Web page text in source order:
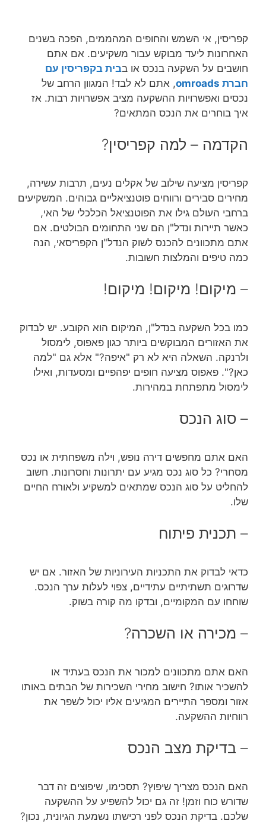
קפריסין, אי השמש והחופים המהממים, הפכה בשנים
האחרונות ליעד מבוקש עבור משקיעים. אם אתם
חושבים על השקעה בנכס או בבית בקפריסין עם
חברת omroads
, אתם לא לבד! המגוון הרחב של
נכסים ואפשרויות ההשקעה מציב אפשרויות רבות. אז
איך בוחרים את הנכס המתאים?
הקדמה – למה קפריסין?
קפריסין מציעה שילוב של אקלים נעים, תרבות עשירה,
מחירים סבירים ורווחים פוטנציאליים גבוהים. המשקיעים
ברחבי העולם גילו את הפוטנציאל הכלכלי של האי,
כאשר תיירות ונדל"ן הם שני התחומים הבולטים. אם
אתם מתכוונים להכנס לשוק הנדל"ן הקפריסאי, הנה
כמה טיפים והמלצות חשובות.
– מיקום! מיקום! מיקום!
כמו בכל השקעה בנדל"ן, המיקום הוא הקובע. יש לבדוק
את האזורים המבוקשים ביותר כגון פאפוס, לימסול
ולרנקה. השאלה היא לא רק "איפה?" אלא גם "למה
כאן?". פאפוס מציעה חופים יפהפיים ומסעדות, ואילו
לימסול מתפתחת במהירות.
– סוג הנכס
האם אתם מחפשים דירה נופש, וילה משפחתית או נכס
מסחרי? כל סוג נכס מגיע עם יתרונות וחסרונות. חשוב
להחליט על סוג הנכס שמתאים למשקיע ולאורח החיים
שלו.
– תכנית פיתוח
כדאי לבדוק את התכניות העירוניות של האזור. אם יש
שדרוגים תשתיתיים עתידיים, צפוי לעלות ערך הנכס.
שוחחו עם המקומיים, ובדקו מה קורה בשוק.
– מכירה או השכרה?
האם אתם מתכוונים למכור את הנכס בעתיד או
להשכיר אותו? חישוב מחירי השכירות של הבתים באותו
אזור ומספר התיירים המגיעים אליו יכול לשפר את
רווחיות ההשקעה.
– בדיקת מצב הנכס
האם הנכס מצריך שיפוץ? תסכימו, שיפוצים זה דבר
שדורש כוח וזמן! זה גם יכול להשפיע על ההשקעה
שלכם. בדיקת הנכס לפני רכישתו נשמעת הגיונית, נכון?